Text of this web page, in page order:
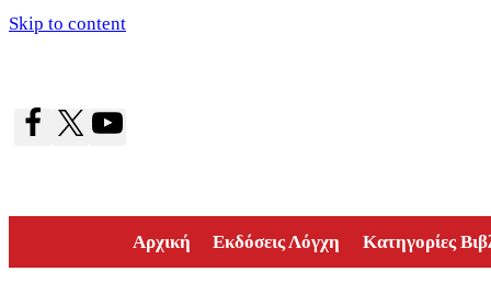
Skip to content
Αρχική Εκδόσεις Λόγχη Κατηγορίες